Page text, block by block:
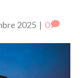
2025 | 0